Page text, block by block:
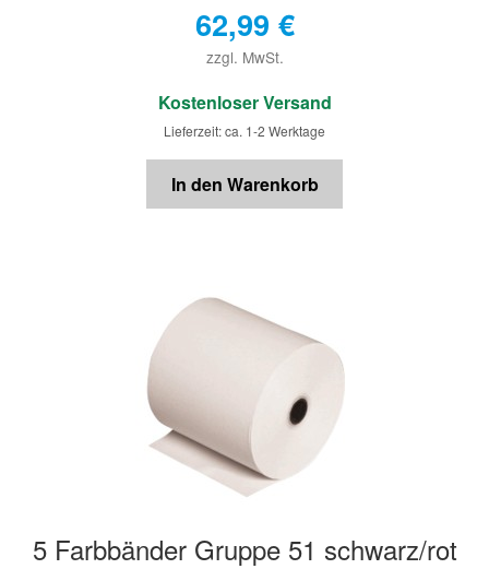
62,99 €
zzgl. MwSt.
€
Kostenloser Versand
Lieferzeit: ca. 1-2 Werktage
In den Warenkorb
5 Farbbänder Gruppe 51 schwarz/rot